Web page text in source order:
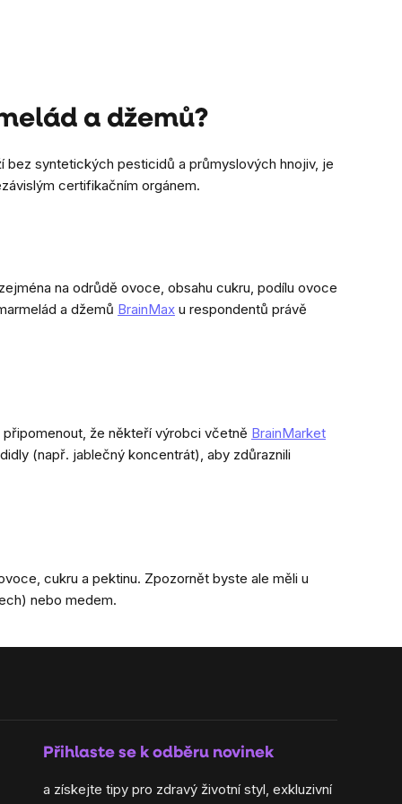
a džemů?
bez syntetických pesticidů a průmyslových hnojiv, je
certifikačním orgánem.
na odrůdě ovoce, obsahu cukru, podílu ovoce
a džemů BrainMax u respondentů právě
že někteří výrobci včetně BrainMarket
(např. jablečný koncentrát), aby zdůraznili
cukru a pektinu. Zpozornět byste ale měli u
nebo medem.
Přihlaste se k odběru novinek
a získejte tipy pro zdravý životní styl, exkluzivní